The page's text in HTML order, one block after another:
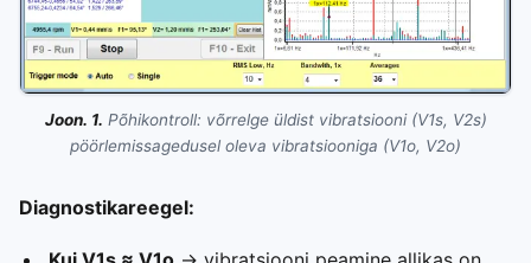
Joon. 1. Põhikontroll: võrrelge üldist vibratsiooni (V1s, V2s)
pöörlemissagedusel oleva vibratsiooniga (V1o, V2o)
Diagnostikareegel: